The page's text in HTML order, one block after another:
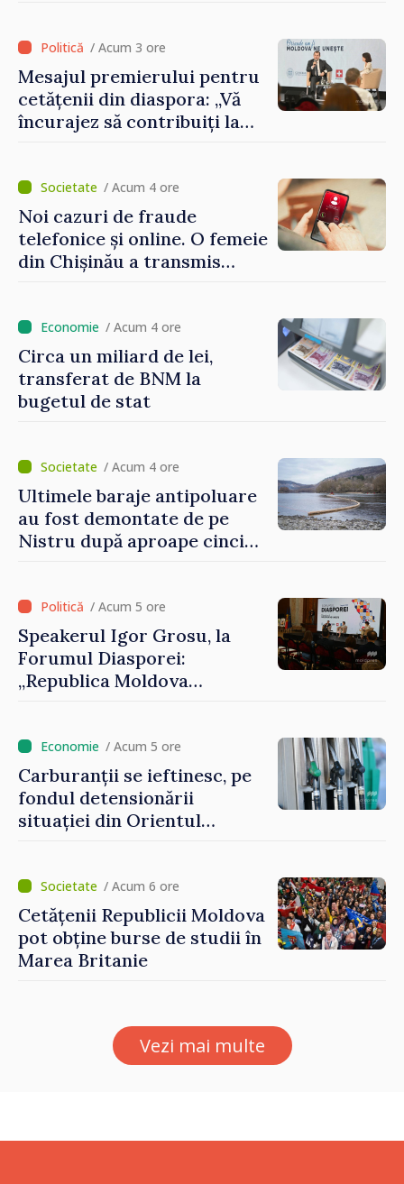
/ Acum 3 ore
Mesajul premierului pentru
cetățenii din diaspora: „Vă
încurajez să contribuiți la
/ Acum 4 ore
Noi cazuri de fraude
telefonice și online. O femeie
din Chișinău a transmis
/ Acum 4 ore
Circa un miliard de lei,
transferat de BNM la
bugetul de stat
/ Acum 4 ore
Ultimele baraje antipoluare
au fost demontate de pe
Nistru după aproape cinci
/ Acum 5 ore
Speakerul Igor Grosu, la
Forumul Diasporei:
„Republica Moldova
hotare, că merită să devină
parte a marii familii
europene”
/ Acum 5 ore
Carburanții se ieftinesc, pe
fondul detensionării
situației din Orientul
/ Acum 6 ore
Cetățenii Republicii Moldova
pot obține burse de studii în
Marea Britanie
Vezi mai multe